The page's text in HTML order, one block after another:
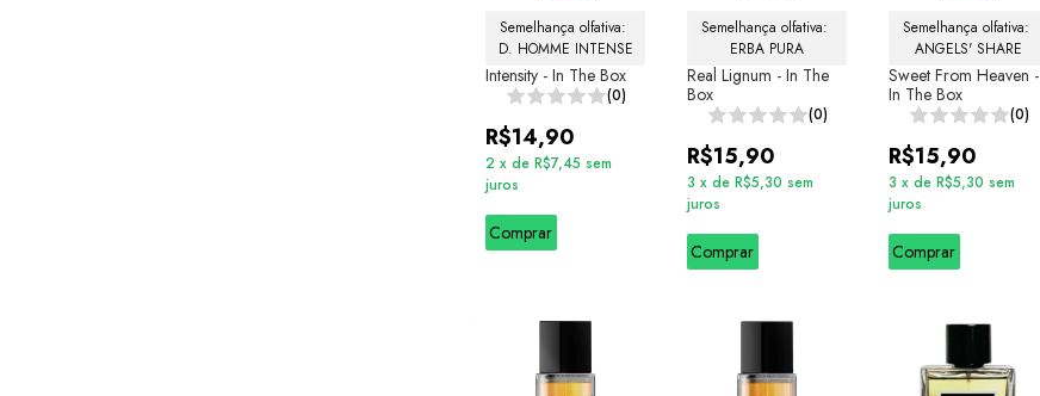
Semelhança olfativa:
D. HOMME INTENSE
Intensity - In The Box
(0)
R$14,90
2 x de R$7,45 sem
juros
Comprar
Semelhança olfativa:
ERBA PURA
Real Lignum - In The
Box
(0)
R$15,90
3 x de R$5,30 sem
juros
Comprar
Semelhança olfativa:
ANGELS' SHARE
Sweet From Heaven -
In The Box
(0)
R$15,90
3 x de R$5,30 sem
juros
Comprar